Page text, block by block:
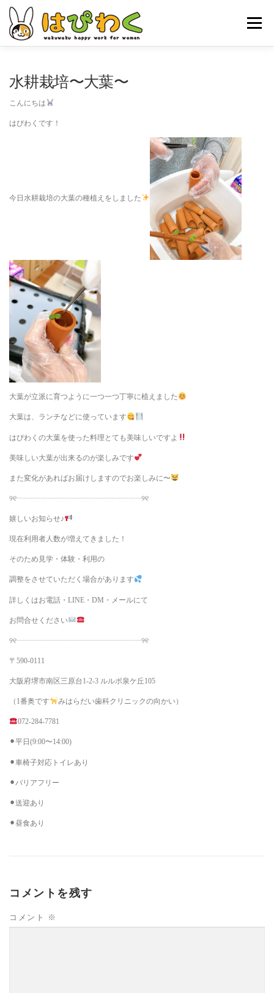
メニュー
水耕栽培〜大葉〜
こんにちは
はぴわくです！
今日水耕栽培の大葉の種植えをしました
大葉が立派に育つように一つ一つ丁寧に植えました
大葉は、ランチなどに使っています
はぴわくの大葉を使った料理とても美味しいですよ
美味しい大葉が出来るのが楽しみです
また変化があればお届けしますのでお楽しみに〜
୨୧┈┈┈┈┈┈┈┈┈┈┈┈┈┈┈┈┈୨୧
嬉しいお知らせ♪
現在利用者人数が増えてきました！
そのため見学・体験・利用の
調整をさせていただく場合があります
詳しくはお電話・LINE・DM・メールにて
お問合せください
୨୧┈┈┈┈┈┈┈┈┈┈┈┈┈┈┈┈┈୨୧
〒590-0111
大阪府堺市南区三原台1-2-3 ルルポ泉ケ丘105
（1番奥です みはらだい歯科クリニックの向かい）
072-284-7781
⚫︎平日(9:00〜14:00)
⚫︎車椅子対応トイレあり
⚫︎バリアフリー
⚫︎送迎あり
⚫︎昼食あり
コメントを残す
コメント ※